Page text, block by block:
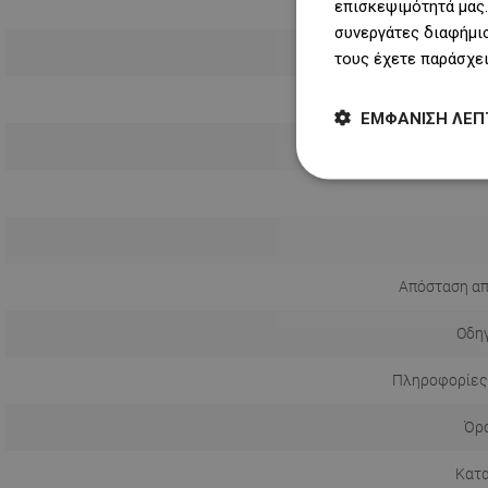
Απόσταση
επισκεψιμότητά
συνεργάτες
τους έχετε
ΕΜΦΆΝΙΣΗ